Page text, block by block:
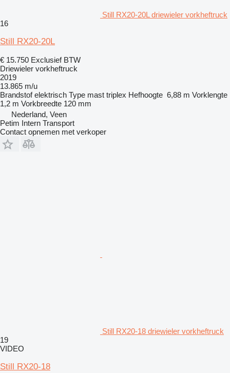
Still RX20-20L driewieler vorkheftruck
16
Still RX20-20L
€ 15.750 Exclusief BTW
Driewieler vorkheftruck
2019
13.865 m/u
Brandstof elektrisch Type mast triplex Hefhoogte 6,88 m Vorklengte
1,2 m Vorkbreedte 120 mm
Nederland, Veen
Petim Intern Transport
Contact opnemen met verkoper
Still RX20-18 driewieler vorkheftruck
19
VIDEO
Still RX20-18